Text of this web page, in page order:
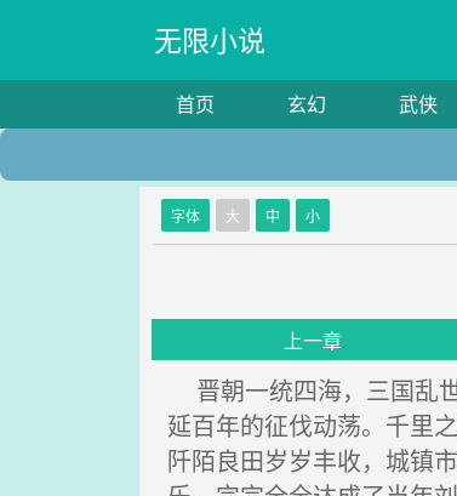
无限小说
首页 玄幻 武侠
字体 大 中 小
上一章
晋朝一统四海，三国乱
延百年的征伐动荡。千里
阡陌良田岁岁丰收，城镇